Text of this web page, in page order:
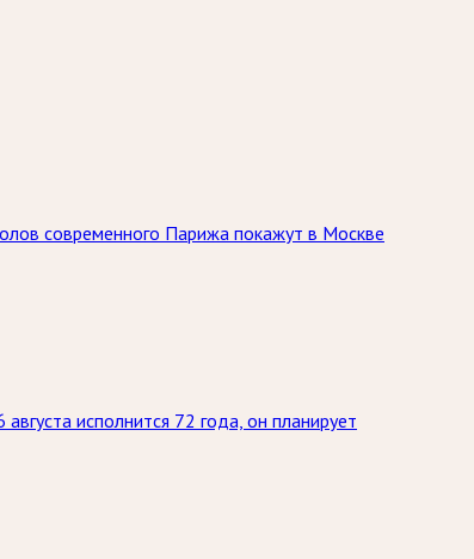
современного Парижа покажут в Москве
исполнится 72 года, он планирует